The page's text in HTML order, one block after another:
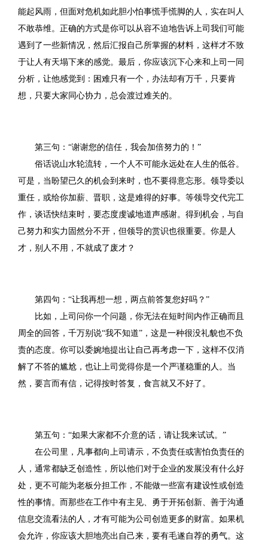
能起风雨，但面对危机如此胆小怕事慌手慌脚的人，实在叫人
不敢恭维。正确的方式是你可以从容不迫地告诉上司我们可能
遇到了一些新情况，然后汇报自己所掌握的材料，这样才不致
于让人有天塌下来的感觉。最后，你应该沉下心来和上司一同
分析，让他感觉到：困难只有一个，办法却有万千，只要肯
想，只要大家同心协力，总会渡过难关的。
第三句：“谢谢您的信任，我会加倍努力的！”
俗话说山水轮流转，一个人不可能永远处在人生的低谷。
可是，当盼望已久的机会到来时，也不要得意忘形。领导委以
重任，或给你加薪、晋职，这是难得的好事。等领导交代完工
作，谈话快结束时，要态度虔诚地道声感谢。得到机会，与自
己努力和实力固然分不开，但领导的赏识也很重要。你是人
才，别人不用，不就成了废才？
第四句：“让我再想一想，两点前答复您好吗？”
比如，上司问你一个问题，你无法在短时间内作正确而且
周全的回答，千万别说“我不知道”，这是一种很没礼貌也不负
责的态度。你可以委婉地提出让自己再考虑一下，这样不仅消
解了不答的尴尬，也让上司觉得你是一个严谨稳重的人。当
然，要言而有信，记得按时答复，食言就又不好了。
第五句：“如果大家都不介意的话，请让我来试试。”
在公司里，凡事都向上司请示，不负责任或害怕负责任的
人，通常都缺乏创造性，所以他们对于企业的发展没有什么好
处，更不可能为老板分担工作，不能做一些富有建设性或创造
性的事情。而那些在工作中有主见、勇于开拓创新、善于沟通
信息交流看法的人，才有可能为公司创造更多的财富。如果机
会允许，你应该大胆地亮出自己来，要有毛遂自荐的勇气。这